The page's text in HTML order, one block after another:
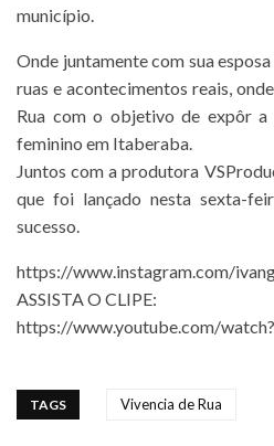
município.
Onde juntamente com sua
ruas e acontecimentos reais,
Rua com o objetivo de expôr a
feminino em Itaberaba.
Juntos com a produtora
que foi lançado nesta sexta-
sucesso.
https://www.instagram.com/
ASSISTA O CLIPE:
https://www.youtube.com/
TAGS Vivencia de Rua